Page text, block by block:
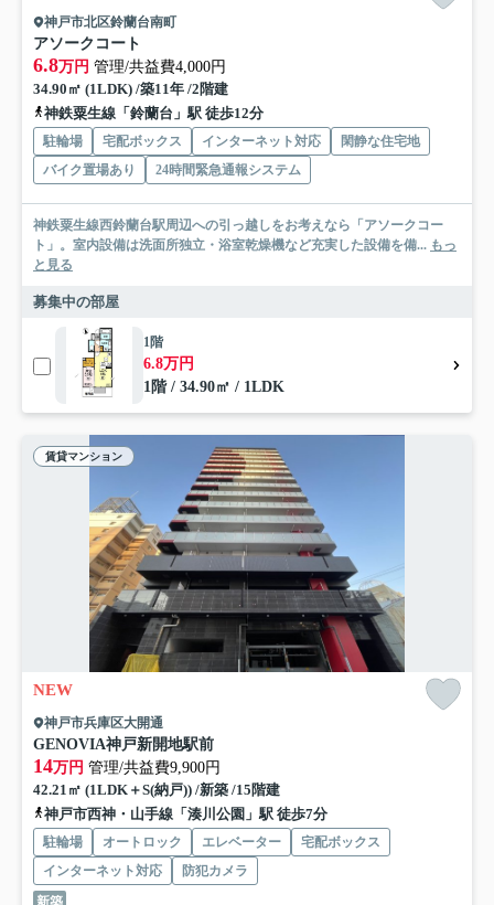
神戸市北区鈴蘭台南町
アソークコート
6.8万円 管理/共益費4,000円
34.90㎡ (1LDK) /築11年 /2階建
神鉄粟生線「鈴蘭台」駅 徒歩12分
駐輪場 宅配ボックス インターネット対応
閑静な住宅地
バイク置場あり
24時間緊急通報システム
神鉄粟生線西鈴蘭台駅周辺への引っ越しをお考えなら「アソークコー
ト」。室内設備は洗面所独立・浴室乾燥機など充実した設備を備... もっ
と見る
募集中の部屋
1階
6.8万円
1階 / 34.90㎡ / 1LDK
賃貸マンション
NEW
神戸市兵庫区大開通
GENOVIA神戸新開地駅前
14万円 管理/共益費9,900円
42.21㎡ (1LDK＋S(納戸)) /新築 /15階建
神戸市西神・山手線「湊川公園」駅 徒歩7分
駐輪場 オートロック エレベーター
宅配ボックス
インターネット対応
防犯カメラ
新築